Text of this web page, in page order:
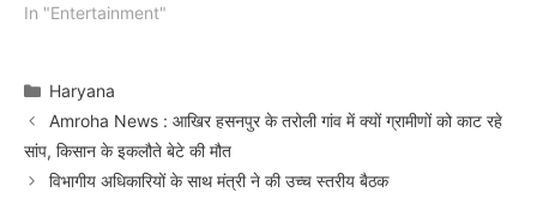
In "Entertainment"
Categories
Haryana
Amroha News : आखिर हसनपुर के तरोली गांव में क्यों ग्रामीणों को काट रहे
सांप, किसान के इकलौते बेटे की मौत
विभागीय अधिकारियों के साथ मंत्री ने की उच्च स्तरीय बैठक